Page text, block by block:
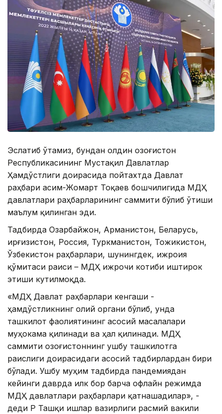
Эслатиб ўтамиз, бундан олдин Қозоғистон
Республикасининг Мустақил Давлатлар
Ҳамдўстлиги доирасида пойтахтда Давлат
раҳбари Қасим-Жомарт Тоқаев бошчилигида МДҲ
давлатлари раҳбарларининг саммити бўлиб ўтиши
маълум қилинган эди.
Тадбирда Озарбайжон, Арманистон, Беларусь,
Қирғизистон, Россия, Туркманистон, Тожикистон,
Ўзбекистон раҳбарлари, шунингдек, ижроия
қўмитаси раиси – МДҲ ижрочи котиби иштирок
этиши кутилмоқда.
«МДҲ Давлат раҳбарлари кенгаши -
ҳамдўстликнинг олий органи бўлиб, унда
ташкилот фаолиятининг асосий масалалари
муҳокама қилинади ва ҳал қилинади. МДҲ
саммити Қозоғистоннинг ушбу ташкилотга
раислиги доирасидаги асосий тадбирлардан бири
бўлади. Ушбу муҳим тадбирда пандемиядан
кейинги даврда илк бор барча офлайн режимда
МДҲ давлатлари раҳбарлари қатнашадилар», -
деди ҚР Ташқи ишлар вазирлиги расмий вакили